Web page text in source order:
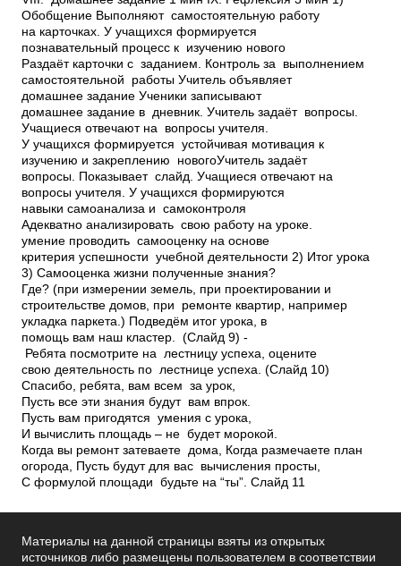
Материалы на данной страницы взяты из открытых
источников либо размещены пользователем в соответствии